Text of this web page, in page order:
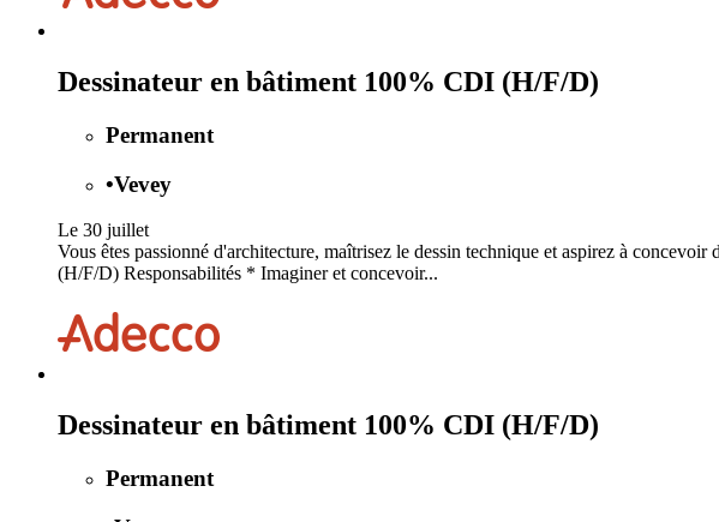
Dessinateur en bâtiment 100% CDI (H/F/D)
Permanent
•Vevey
Le 30 juillet
Vous êtes passionné d'architecture, maîtrisez le dessin technique et aspirez à
(H/F/D) Responsabilités * Imaginer et concevoir...
Dessinateur en bâtiment 100% CDI (H/F/D)
Permanent